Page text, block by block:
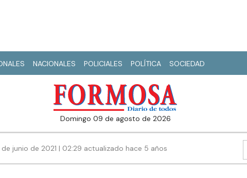
NACIONALES POLICIALES POLÍTICA SOCIEDAD
domingo 09 de agosto de 2026
de junio de 2021 | 02:29 actualizado hace 5 años